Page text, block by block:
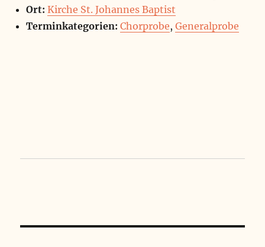
Ort: Kirche St. Johannes Baptist
Terminkategorien: Chorprobe,Generalprobe